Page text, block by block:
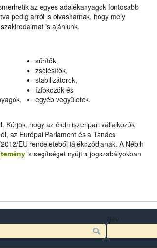
az egyes adalékanyagok fontosabb
pedig arról is olvashatnak, hogy mely
is ajánlunk.
sűrítők,
zselésítők,
stabilizátorok,
ízfokozók és
egyéb vegyületek.
Kérjük, hogy az élelmiszeripari vállalkozók
az Európai Parlament és a Tanács
EU rendeletéből tájékozódjanak. A Nébih
is segítséget nyújt a jogszabályokban